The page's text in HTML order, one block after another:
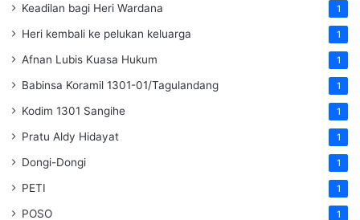
Keadilan bagi Heri Wardana 1
Heri kembali ke pelukan keluarga 1
Afnan Lubis Kuasa Hukum 1
Babinsa Koramil 1301-01/Tagulandang 1
Kodim 1301 Sangihe 1
Pratu Aldy Hidayat 1
Dongi-Dongi 1
PETI 1
POSO 1